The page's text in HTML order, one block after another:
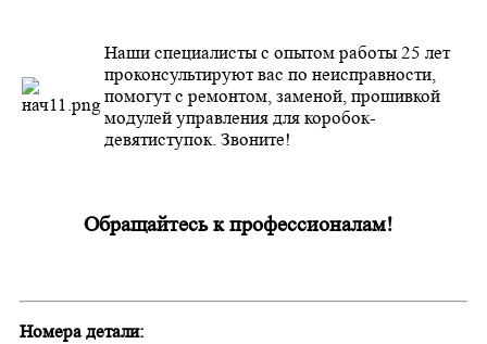
Наши специалисты с опытом работы 25 лет
проконсультируют вас по неисправности,
помогут с ремонтом, заменой, прошивкой
модулей управления для коробок-
девятиступок. Звоните!
Обращайтесь к профессионалам!
Номера детали: